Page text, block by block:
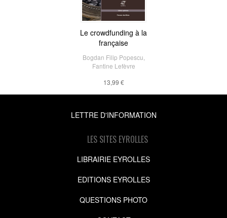
Le crowdfunding à la
française
Bogdan Filip Popescu
Fantine Lefèvre
13,99 €
LETTRE D'INFORMATION
LES SITES EYROLLES
LIBRAIRIE EYROLLES
EDITIONS EYROLLES
QUESTIONS PHOTO